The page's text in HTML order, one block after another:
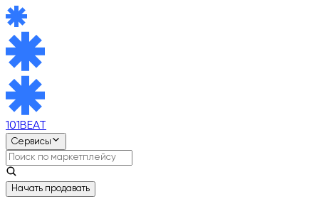
101BEAT
Сервисы
Начать продавать